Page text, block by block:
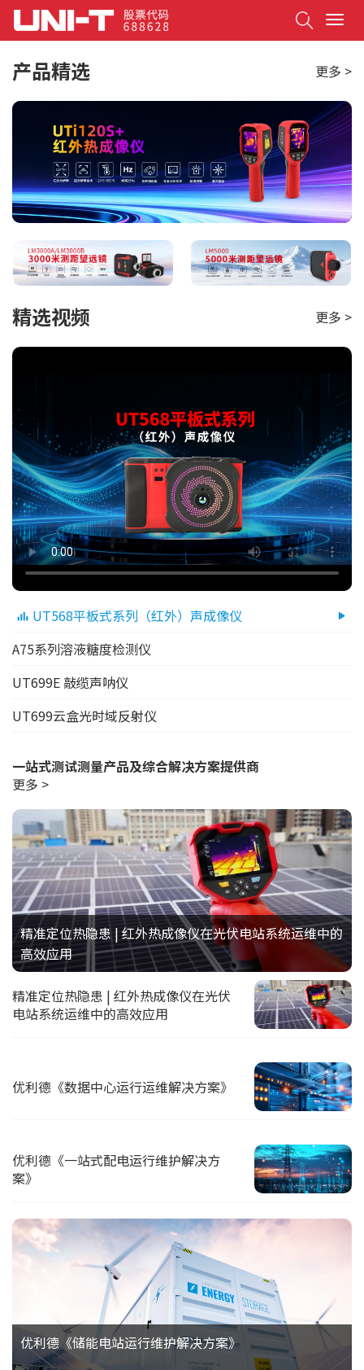
T
o
g
e
n
a
i
g
a
t
o
n
产品精选 更多 >
精选视频 更多 >
UT568平板式系列（红外）声成像仪
A75系列溶液糖度检测仪
UT699E 敲缆声呐仪
UT699云盒光时域反射仪
一站式测试测量产品及综合解决方案提供商
更多 >
精准定位热隐患 | 红外热成像仪在光伏电站系统运维中的
高效应用
精准定位热隐患 | 红外热成像仪在光伏
电站系统运维中的高效应用
优利德《数据中心运行运维解决方案》
优利德《一站式配电运行维护解决方
案》
优利德《储能电站运行维护解决方案》